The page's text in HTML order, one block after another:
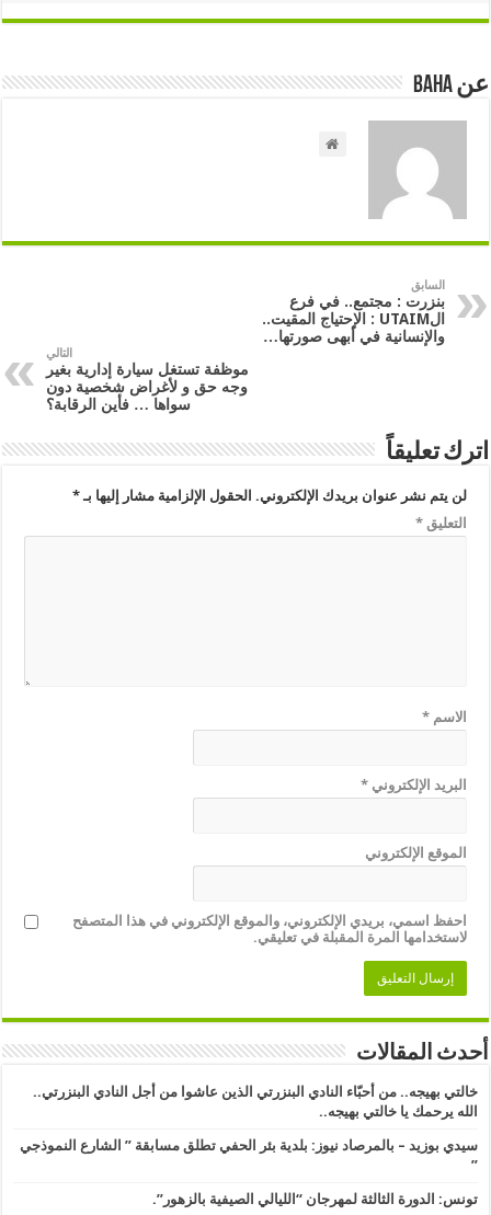
عن Baha
السابق
بنزرت : مجتمع.. في فرع
الUTAIM : الإحتياج المقيت..
والإنسانية في أبهى صورتها…
التالي
موظفة تستغل سيارة إدارية بغير
وجه حق و لأغراض شخصية دون
سواها … فأين الرقابة؟
اترك تعليقاً
لن يتم نشر عنوان بريدك الإلكتروني. الحقول الإلزامية مشار إليها بـ*
التعليق*
الاسم*
البريد الإلكتروني*
الموقع الإلكتروني
احفظ اسمي، بريدي الإلكتروني، والموقع الإلكتروني في هذا المتصفح
لاستخدامها المرة المقبلة في تعليقي.
أحدث المقالات
خالتي بهيجه.. من أحبّاء النادي البنزرتي الذين عاشوا من أجل النادي البنزرتي..
الله يرحمك يا خالتي بهيجه..
سيدي بوزيد – بالمرصاد نيوز: بلدية بئر الحفي تطلق مسابقة ” الشارع النموذجي
” ​
تونس: الدورة الثالثة لمهرجان “الليالي الصيفية بالزهور”.